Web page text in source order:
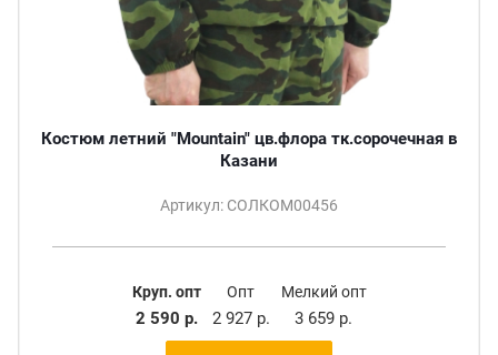
Костюм летний "Mountain" цв.флора тк.сорочечная в
Казани
Артикул: СОЛКОМ00456
Круп. опт
2 590 р.
Опт
2 927 р.
Мелкий опт
3 659 р.